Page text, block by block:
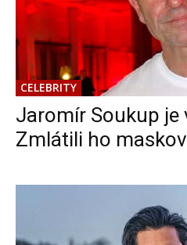
CELEBRITY
Jaromír Soukup je
Zmlátili ho